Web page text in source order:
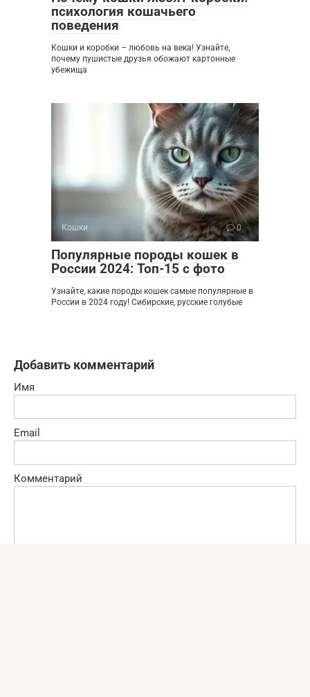
психология кошачьего
поведения
Кошки и коробки – любовь на века! Узнайте,
почему пушистые друзья обожают картонные
убежища
Кошки 0
Популярные породы кошек в
России 2024: Топ-15 с фото
Узнайте, какие породы кошек самые популярные в
России в 2024 году! Сибирские, русские голубые
Добавить комментарий
Имя
Email
Комментарий